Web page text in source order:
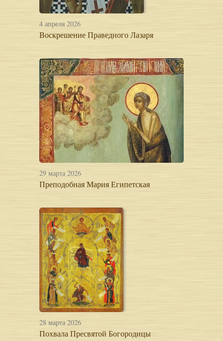
4 апреля 2026
Воскрешение Праведного Лазаря
29 марта 2026
Преподобная Мария Египетская
28 марта 2026
Похвала Пресвятой Богородицы